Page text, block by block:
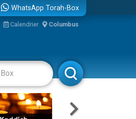
WhatsApp Torah-Box
Calendrier Columbus
Rabbanim